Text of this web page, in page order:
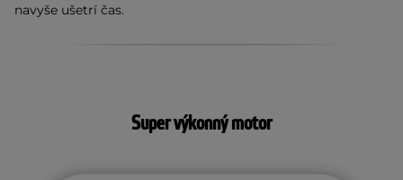
navyše ušetrí čas.
Super výkonný motor